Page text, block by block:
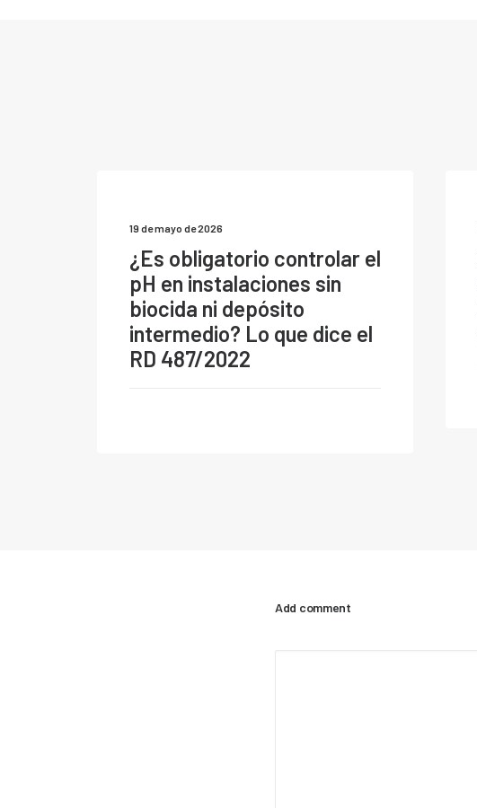
19 de mayo de 2026
¿Es obligatorio controlar el
pH en instalaciones sin
biocida ni depósito
intermedio? Lo que dice el
RD 487/2022
Add comment